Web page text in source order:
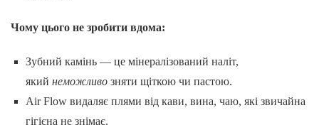
Чому цього не зробити вдома:
Зубний камінь — це мінералізований наліт,
який неможливозняти щіткою чи пастою.
Air Flow видаляє плями від кави, вина, чаю, які звичайна
гігієна не знімає.